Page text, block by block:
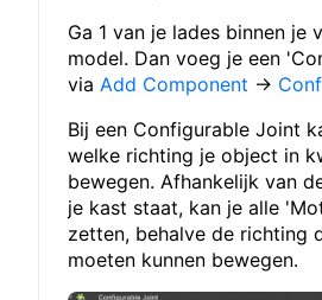
Ga 1 van je lades binnen je
model. Dan voeg je een
via Add Component →
Bij een Configurable Joint
welke richting je object in
bewegen. Afhankelijk van
je kast staat, kan je alle
zetten, behalve de richting
moeten kunnen bewegen.